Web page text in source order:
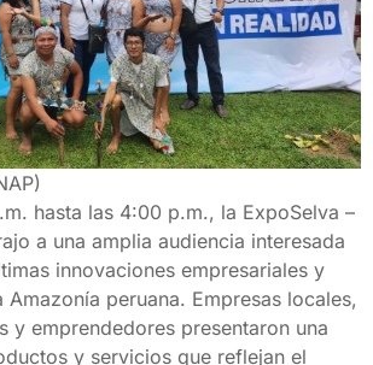
hasta las 4:00 p.m., la ExpoSelva –
a una amplia audiencia interesada
innovaciones empresariales y
Amazonía peruana. Empresas locales,
y emprendedores presentaron una
y servicios que reflejan el